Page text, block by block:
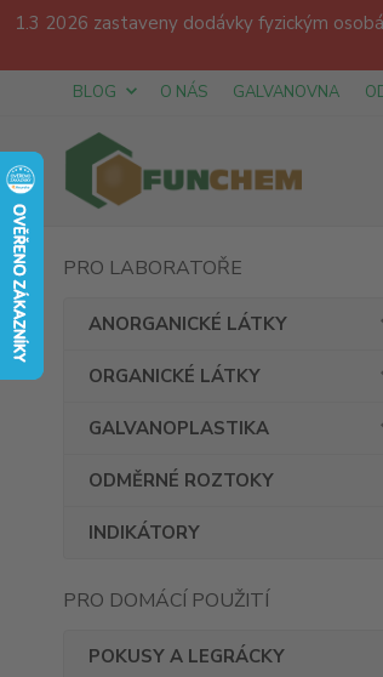
1.3 2026 zastaveny dodávky fyzickým
BLOG O NÁS GALVANOVNA
PRO LABORATOŘE
ANORGANICKÉ LÁTKY
ORGANICKÉ LÁTKY
GALVANOPLASTIKA
ODMĚRNÉ ROZTOKY
INDIKÁTORY
PRO DOMÁCÍ POUŽITÍ
POKUSY A LEGRÁCKY